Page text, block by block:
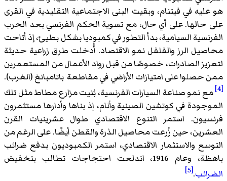
هو عليه في فيتنام، وبقيت البنى الاجتماعية التقليدية في القرى
على حالها. على أي حال، مع تسوية الحكم الفرنسي بعد الحرب
الفرنسية السيامية، بدأ التطور في كمبوديا بشكل بطيئ، إذ أتاحت
محاصيل الرز والفلفل نمو الاقتصاد. أُدخلت طرق زراعية حديثة
لتعزيز الصادرات، خصوصًا من قبل رواد الأعمال من المستعمرين
ممن حصلوا على امتيازات الأراضي في مقاطعة باتامبانغ (الغرب).
[4]
مع نمو صناعة السيارات الفرنسية، بُنيت مزارع مطاط مثل تلك
الموجودة في كوتشين الصينية وأنام، إذ بناها وأدارها مستثمرون
فرنسيون. استمر التنوع الاقتصادي طوال عشرينيات القرن
العشرين، حين زُرعت محاصيل الذرة والقطن أيضًا. على الرغم من
التوسع والاستثمار الاقتصادي، استمر الكمبوديون بدفع ضرائب
باهظة، وعام 1916، اندلعت احتجاجات تطالب بتخفيض
الضرائب.
[5]